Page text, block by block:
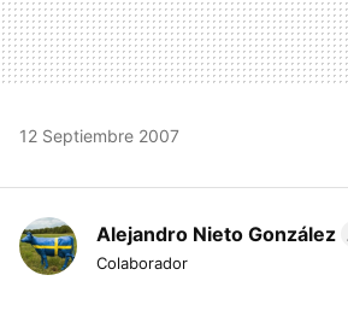
12 Septiembre 2007
Alejandro Nieto González
Colaborador